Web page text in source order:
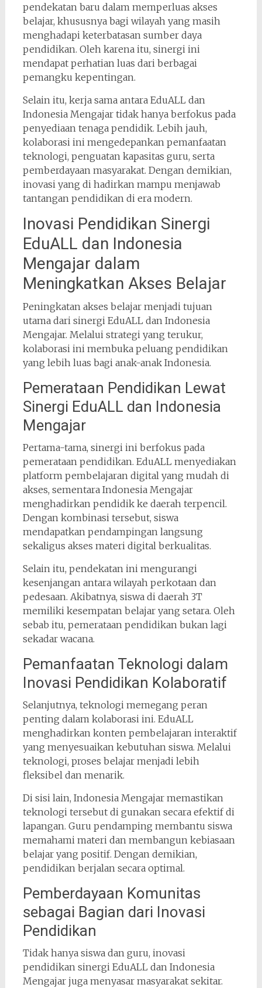
pendekatan baru dalam memperluas akses
belajar, khususnya bagi wilayah yang masih
menghadapi keterbatasan sumber daya
pendidikan. Oleh karena itu, sinergi ini
mendapat perhatian luas dari berbagai
pemangku kepentingan.
Selain itu, kerja sama antara EduALL dan
Indonesia Mengajar tidak hanya berfokus pada
penyediaan tenaga pendidik. Lebih jauh,
kolaborasi ini mengedepankan pemanfaatan
teknologi, penguatan kapasitas guru, serta
pemberdayaan masyarakat. Dengan demikian,
inovasi yang di hadirkan mampu menjawab
tantangan pendidikan di era modern.
Inovasi Pendidikan Sinergi
EduALL dan Indonesia
Mengajar dalam
Meningkatkan Akses Belajar
Peningkatan akses belajar menjadi tujuan
utama dari sinergi EduALL dan Indonesia
Mengajar. Melalui strategi yang terukur,
kolaborasi ini membuka peluang pendidikan
yang lebih luas bagi anak-anak Indonesia.
Pemerataan Pendidikan Lewat
Sinergi EduALL dan Indonesia
Mengajar
Pertama-tama, sinergi ini berfokus pada
pemerataan pendidikan. EduALL menyediakan
platform pembelajaran digital yang mudah di
akses, sementara Indonesia Mengajar
menghadirkan pendidik ke daerah terpencil.
Dengan kombinasi tersebut, siswa
mendapatkan pendampingan langsung
sekaligus akses materi digital berkualitas.
Selain itu, pendekatan ini mengurangi
kesenjangan antara wilayah perkotaan dan
pedesaan. Akibatnya, siswa di daerah 3T
memiliki kesempatan belajar yang setara. Oleh
sebab itu, pemerataan pendidikan bukan lagi
sekadar wacana.
Pemanfaatan Teknologi dalam
Inovasi Pendidikan Kolaboratif
Selanjutnya, teknologi memegang peran
penting dalam kolaborasi ini. EduALL
menghadirkan konten pembelajaran interaktif
yang menyesuaikan kebutuhan siswa. Melalui
teknologi, proses belajar menjadi lebih
fleksibel dan menarik.
Di sisi lain, Indonesia Mengajar memastikan
teknologi tersebut di gunakan secara efektif di
lapangan. Guru pendamping membantu siswa
memahami materi dan membangun kebiasaan
belajar yang positif. Dengan demikian,
pendidikan berjalan secara optimal.
Pemberdayaan Komunitas
sebagai Bagian dari Inovasi
Pendidikan
Tidak hanya siswa dan guru, inovasi
pendidikan sinergi EduALL dan Indonesia
Mengajar juga menyasar masyarakat sekitar.